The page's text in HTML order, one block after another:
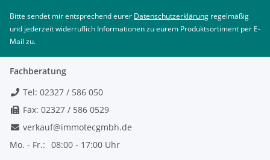
Bitte sendet mir entsprechend eurer Datenschutzerklärung regelmäßig
und jederzeit widerruflich Informationen zu eurem Produktsortiment per E-
Mail zu.
Fachberatung
Tel: 02327 / 586 050
Fax: 02327 / 586 0529
verkauf@immotecgmbh.de
Mo. - Fr.: 08:00 - 17:00 Uhr